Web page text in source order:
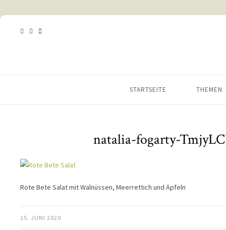
STARTSEITE THEMEN
natalia-fogarty-
Rote Bete Salat mit Walnüssen, Meerrettich und Äpfeln
15. JUNI 2020